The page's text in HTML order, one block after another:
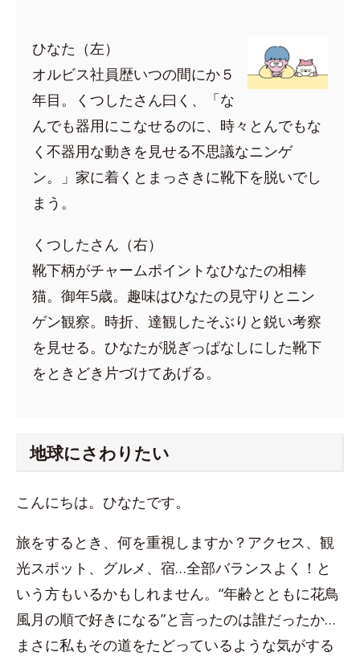
ひなた（左）
オルビス社員歴いつの間にか５
年目。くつしたさん曰く、「な
んでも器用にこなせるのに、時々とんでもな
く不器用な動きを見せる不思議なニンゲ
ン。」家に着くとまっさきに靴下を脱いでし
まう。
くつしたさん（右）
靴下柄がチャームポイントなひなたの相棒
猫。御年5歳。趣味はひなたの見守りとニン
ゲン観察。時折、達観したそぶりと鋭い考察
を見せる。ひなたが脱ぎっぱなしにした靴下
をときどき片づけてあげる。
地球にさわりたい
こんにちは。ひなたです。
旅をするとき、何を重視しますか？アクセス、観
光スポット、グルメ、宿…全部バランスよく！と
いう方もいるかもしれません。“年齢とともに花鳥
風月の順で好きになる”と言ったのは誰だったか…
まさに私もその道をたどっているような気がする